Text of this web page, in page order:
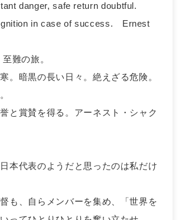
danger, safe return doubtful.
in case of success. Ernest
難の旅。
。暗黒の長い日々。絶えざる危険。
と賞賛を得る。アーネスト・シャク
本代表のようだと思ったのは私だけ
も、自らメンバーを集め、「世界を